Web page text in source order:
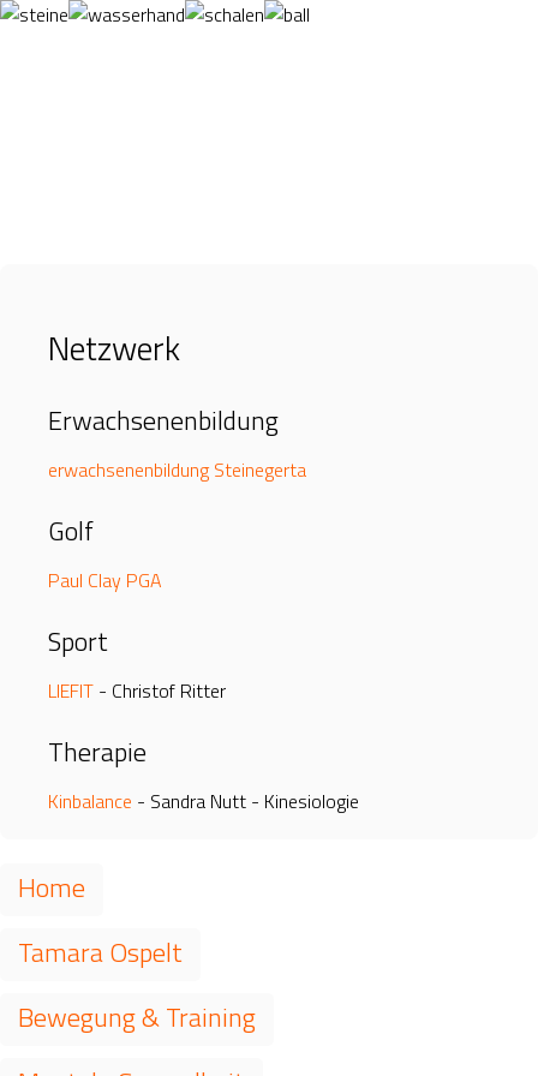
Netzwerk
Erwachsenenbildung
erwachsenenbildung Steinegerta
Golf
Paul Clay PGA
Sport
LIEFIT - Christof Ritter
Therapie
Kinbalance - Sandra Nutt - Kinesiologie
überspringen
Home
Tamara Ospelt
Bewegung & Training